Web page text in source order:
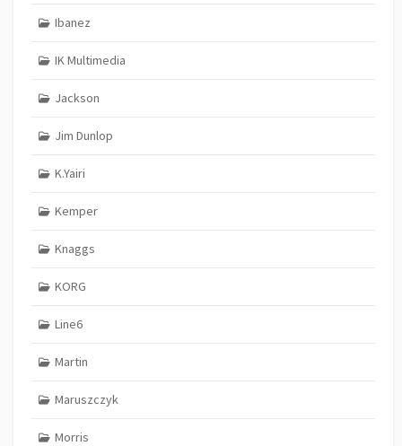
Ibanez
IK Multimedia
Jackson
Jim Dunlop
K.Yairi
Kemper
Knaggs
KORG
Line6
Martin
Maruszczyk
Morris